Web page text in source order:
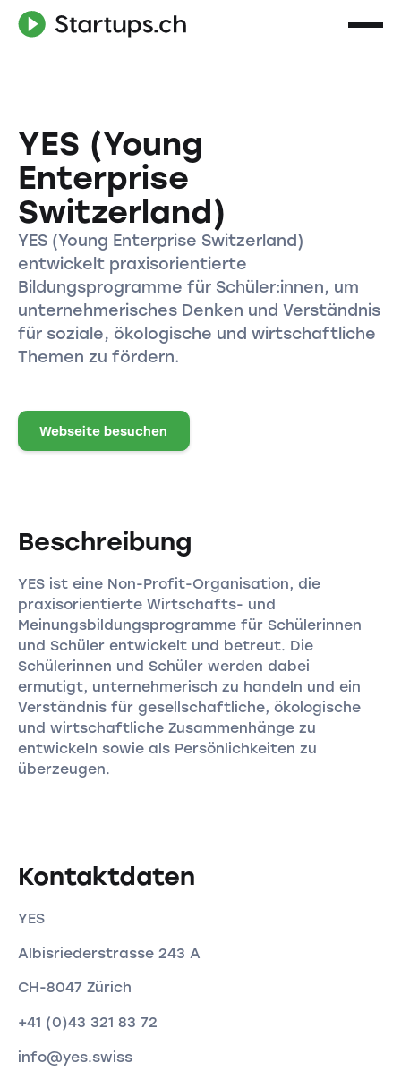
YES (Young
Enterprise
Switzerland)
YES (Young Enterprise Switzerland)
entwickelt praxisorientierte
Bildungsprogramme für Schüler:innen, um
unternehmerisches Denken und Verständnis
für soziale, ökologische und wirtschaftliche
Themen zu fördern.
Webseite besuchen
Beschreibung
YES ist eine Non-Profit-Organisation, die
praxisorientierte Wirtschafts- und
Meinungsbildungsprogramme für Schülerinnen
und Schüler entwickelt und betreut. Die
Schülerinnen und Schüler werden dabei
ermutigt, unternehmerisch zu handeln und ein
Verständnis für gesellschaftliche, ökologische
und wirtschaftliche Zusammenhänge zu
entwickeln sowie als Persönlichkeiten zu
überzeugen.
Kontaktdaten
YES
Albisriederstrasse 243 A
CH-8047 Zürich
+41 (0)43 321 83 72
info@yes.swiss